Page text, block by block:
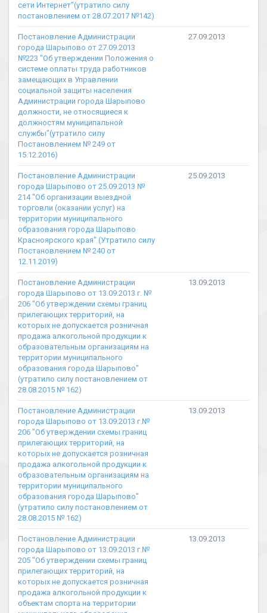
сети Интернет"(утратило силу
постановлением от 28.07.2017 №142)
Постановление Администрации
города Шарыпово от 27.09.2013
№223 "Об утверждении Положения о
системе оплаты труда работников
замещающих в Управлении
социальной защиты населения
Администрации города Шарыпово
должности, не относящиеся к
должностям муниципальной
службы"(утратило силу
Постановлением № 249 от
15.12.2016)
27.09.2013
Постановление Администрации
города Шарыпово от 25.09.2013 №
214 "Об организации выездной
торговли (оказании услуг) на
территории муниципального
образования города Шарыпово
Красноярского края" (Утратило силу
Постановлением № 240 от
12.11.2019)
25.09.2013
Постановление Администрации
города Шарыпово от 13.09.2013 г. №
206 "Об утверждении схемы границ
прилегающих территорий, на
которых не допускается розничная
продажа алкогольной продукции к
образовательным организациям на
территории муниципального
образования города Шарыпово"
(утратило силу постановлением от
28.08.2015 № 162)
13.09.2013
Постановление Администрации
города Шарыпово от 13.09.2013 г.№
206 "Об утверждении схемы границ
прилегающих территорий, на
которых не допускается розничная
продажа алкогольной продукции к
образовательным организациям на
территории муниципального
образования города Шарыпово"
(утратило силу постановлением от
28.08.2015 № 162)
13.09.2013
Постановление Администрации
города Шарыпово от 13.09.2013 г.№
205 "Об утверждении схемы границ
прилегающих территорий, на
которых не допускается розничная
продажа алкогольной продукции к
объектам спорта на территории
13.09.2013